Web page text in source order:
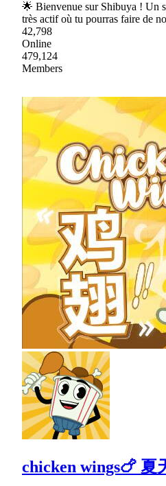
🌟 Bienvenue sur Shibuya ! Un
très actif où tu pourras faire de
42,798
Online
479,124
Members
chicken wings🍗 夏